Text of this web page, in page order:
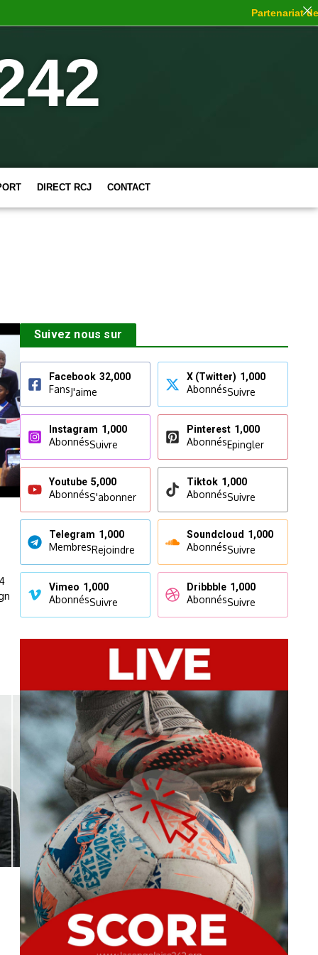
DIRECT RCJ CONTACT
Suivez nous sur
Facebook 32,000
FansJ'aime
X (Twitter) 1,000
AbonnésSuivre
Instagram 1,000
AbonnésSuivre
Pinterest 1,000
AbonnésEpingler
Youtube 5,000
AbonnésS'abonner
Tiktok 1,000
AbonnésSuivre
Telegram 1,000
MembresRejoindre
Soundcloud 1,000
AbonnésSuivre
Vimeo 1,000
AbonnésSuivre
Dribbble 1,000
AbonnésSuivre
Partenariat de